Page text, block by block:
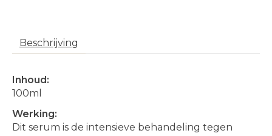
Beschrijving
Inhoud:
100ml
Werking:
Dit serum is de intensieve behandeling tegen